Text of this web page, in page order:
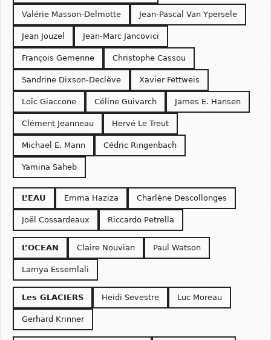
Valérie Masson-Delmotte Jean-Pascal Van Ypersele
Jean Jouzel Jean-Marc Jancovici
François Gemenne Christophe Cassou
Sandrine Dixson-Declève Xavier Fettweis
Loïc Giaccone Céline Guivarch James E. Hansen
Clément Jeanneau Hervé Le Treut
Michael E. Mann Cédric Ringenbach
Yamina Saheb
L’EAU Emma Haziza Charlène Descollonges
Joël Cossardeaux Riccardo Petrella
L’OCEAN Claire Nouvian Paul Watson
Lamya Essemlali
Les GLACIERS Heidi Sevestre Luc Moreau
Gerhard Krinner